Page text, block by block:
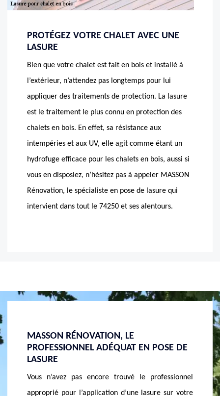
PROTÉGEZ VOTRE CHALET AVEC UNE
LASURE
Bien que votre chalet est fait en bois et installé à
l’extérieur, n’attendez pas longtemps pour lui
appliquer des traitements de protection. La lasure
est le traitement le plus connu en protection des
chalets en bois. En effet, sa résistance aux
intempéries et aux UV, elle agit comme étant un
hydrofuge efficace pour les chalets en bois, aussi si
vous en disposiez, n’hésitez pas à appeler MASSON
Rénovation, le spécialiste en pose de lasure qui
intervient dans tout le 74250 et ses alentours.
DE
FINISSEZ BIEN VOTRE CHALET PAR UNE
APPLICATION DE LASURE CHEZ MASSON
RÉNOVATION
Vous venez de construire un chalet en bois ? sachez
qu’il est un peu fragile et nécessite un entretien
trop